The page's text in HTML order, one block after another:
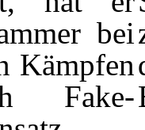
bei
Kämpfen
Fake-